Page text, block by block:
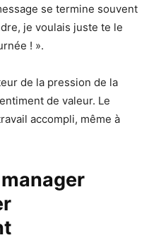
se termine souvent
je voulais juste te le
! ».
de la pression de la
de valeur. Le
accompli, même à